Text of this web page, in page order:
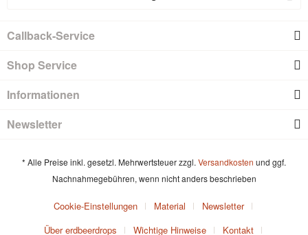
Callback-Service
Shop Service
Informationen
Newsletter
* Alle Preise inkl. gesetzl. Mehrwertsteuer zzgl. Versandkosten und ggf.
Nachnahmegebühren, wenn nicht anders beschrieben
Cookie-Einstellungen Material
Newsletter
Über erdbeerdrops
Wichtige Hinweise Kontakt